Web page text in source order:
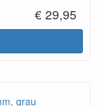
€ 29,95